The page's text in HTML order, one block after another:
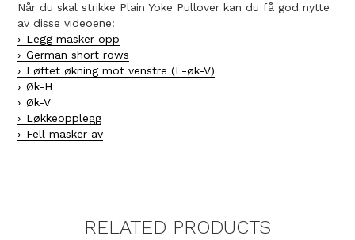
Når du skal strikke Plain Yoke Pullover kan du få god nytte
av disse videoene:
Legg masker opp
German short rows
Løftet økning mot venstre (L-øk-V)
Øk-H
Øk-V
Løkkeopplegg
Fell masker av
RELATED PRODUCTS